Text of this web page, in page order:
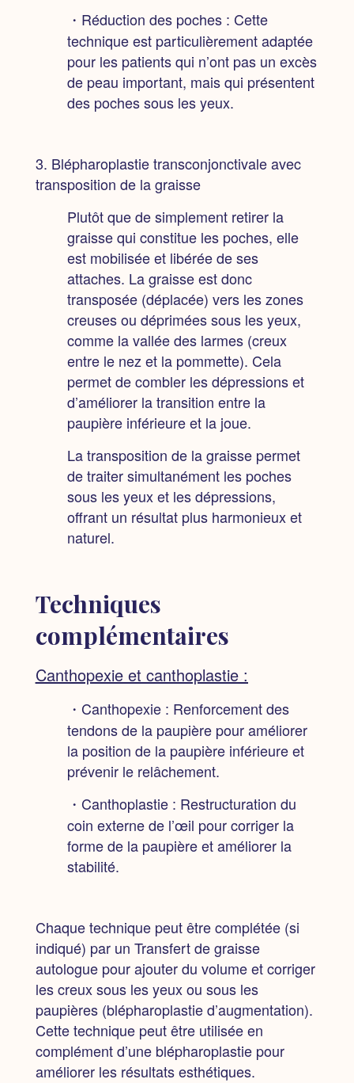
・Réduction des poches : Cette
technique est particulièrement adaptée
pour les patients qui n’ont pas un excès
de peau important, mais qui présentent
des poches sous les yeux.
3. Blépharoplastie transconjonctivale avec
transposition de la graisse
Plutôt que de simplement retirer la
graisse qui constitue les poches, elle
est mobilisée et libérée de ses
attaches. La graisse est donc
transposée (déplacée) vers les zones
creuses ou déprimées sous les yeux,
comme la vallée des larmes (creux
entre le nez et la pommette). Cela
permet de combler les dépressions et
d’améliorer la transition entre la
paupière inférieure et la joue.
La transposition de la graisse permet
de traiter simultanément les poches
sous les yeux et les dépressions,
offrant un résultat plus harmonieux et
naturel.
Techniques
complémentaires
Canthopexie et canthoplastie :
・Canthopexie : Renforcement des
tendons de la paupière pour améliorer
la position de la paupière inférieure et
prévenir le relâchement.
・Canthoplastie : Restructuration du
coin externe de l’œil pour corriger la
forme de la paupière et améliorer la
stabilité.
Chaque technique peut être complétée (si
indiqué) par un Transfert de graisse
autologue pour ajouter du volume et corriger
les creux sous les yeux ou sous les
paupières (blépharoplastie d’augmentation).
Cette technique peut être utilisée en
complément d’une blépharoplastie pour
améliorer les résultats esthétiques.